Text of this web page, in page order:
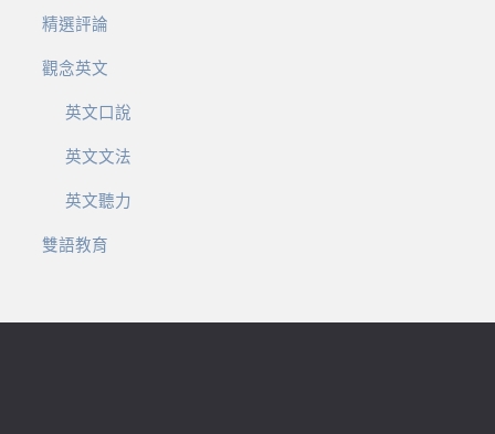
精選評論
觀念英文
英文口說
英文文法
英文聽力
雙語教育